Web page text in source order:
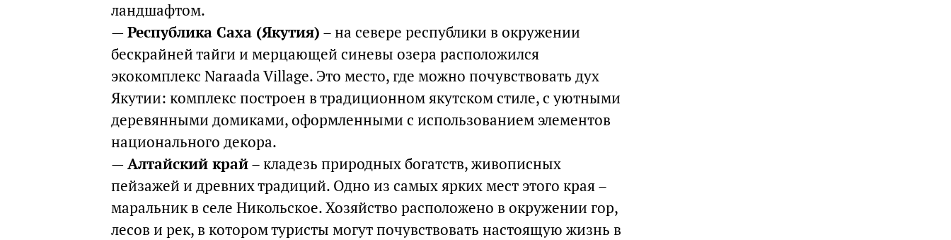
ландшафтом.
—Республика Саха (Якутия) – на севере республики в окружении
бескрайней тайги и мерцающей синевы озера расположился
экокомплекс Naraada Village. Это место, где можно почувствовать дух
Якутии: комплекс построен в традиционном якутском стиле, с уютными
деревянными домиками, оформленными с использованием элементов
национального декора.
—Алтайский край– кладезь природных богатств, живописных
пейзажей и древних традиций. Одно из самых ярких мест этого края –
маральник в селе Никольское. Хозяйство расположено в окружении гор,
лесов и рек, в котором туристы могут почувствовать настоящую жизнь в